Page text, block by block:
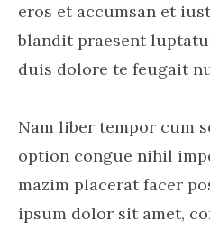
eros et accumsan et
blandit praesent
duis dolore te feugait
Nam liber tempor cum
option congue nihil
mazim placerat facer
ipsum dolor sit amet,